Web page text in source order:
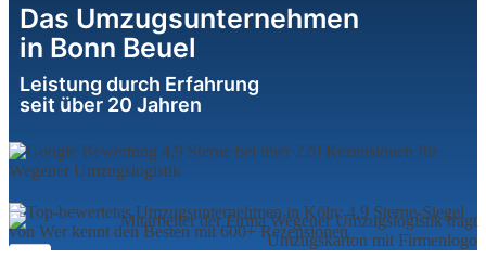
Das Umzugsunternehmen
in Bonn Beuel
Leistung durch Erfahrung
seit über 20 Jahren